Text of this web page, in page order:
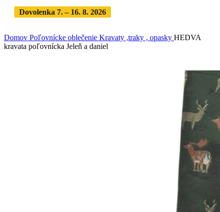
Dovolenka 7. – 16. 8. 2026
Domov Poľovnícke oblečenie Kravaty ,traky , opasky HEDVA
kravata poľovnícka Jeleň a daniel